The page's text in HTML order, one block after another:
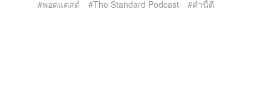
พอดแคสต์
The Standard Podcast คำนี้ดี